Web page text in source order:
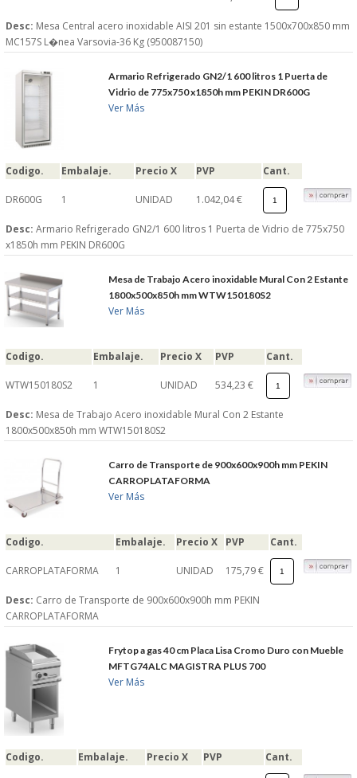
Desc: Mesa Central acero inoxidable AISI 201 sin estante 1500x700x850 mm
MC157S L�nea Varsovia-36 Kg (950087150)
Armario Refrigerado GN2/1 600 litros 1 Puerta de
Vidrio de 775x750 x1850h mm PEKIN DR600G
Ver Más
Codigo. Embalaje. Precio X PVP Cant.
DR600G 1 UNIDAD 1.042,04 €
Desc: Armario Refrigerado GN2/1 600 litros 1 Puerta de Vidrio de 775x750
x1850h mm PEKIN DR600G
Mesa de Trabajo Acero inoxidable Mural Con 2 Estante
1800x500x850h mm WTW150180S2
Ver Más
Codigo. Embalaje. Precio X PVP Cant.
WTW150180S2 1 UNIDAD 534,23 €
Desc: Mesa de Trabajo Acero inoxidable Mural Con 2 Estante
1800x500x850h mm WTW150180S2
Carro de Transporte de 900x600x900h mm PEKIN
CARROPLATAFORMA
Ver Más
Codigo. Embalaje. Precio X PVP Cant.
CARROPLATAFORMA 1 UNIDAD 175,79 €
Desc: Carro de Transporte de 900x600x900h mm PEKIN
CARROPLATAFORMA
Frytop a gas 40 cm Placa Lisa Cromo Duro con Mueble
MFTG74ALC MAGISTRA PLUS 700
Ver Más
Codigo. Embalaje. Precio X PVP Cant.